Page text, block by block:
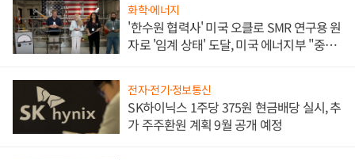
화학·에너지
'한수원 협력사' 미국 오클로 SMR 연구용 원
자로 '임계 상태' 도달, 미국 에너지부 "중요
전자·전기·정보통신
SK하이닉스 1주당 375원 현금배당 실시, 추
가 주주환원 계획 9월 공개 예정